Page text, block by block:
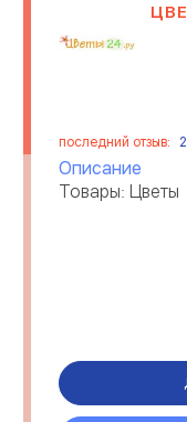
последний отзыв:
Описание
Товары: Цветы